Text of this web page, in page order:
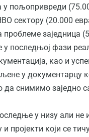
у пољопривреди
сектору (20.000
проблеме заједница
у последњој фази
као и
у документарцу
да снимимо заједно
у низу али не
и пројекти који се